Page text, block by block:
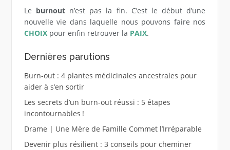
Le burnout n’est pas la fin. C’est le début d’une
nouvelle vie dans laquelle nous pouvons faire nos
CHOIX pour enfin retrouver la PAIX.
Dernières parutions
Burn-out : 4 plantes médicinales ancestrales pour
aider à s’en sortir
Les secrets d’un burn-out réussi : 5 étapes
incontournables !
Drame | Une Mère de Famille Commet l’Irréparable
Devenir plus résilient : 3 conseils pour cheminer